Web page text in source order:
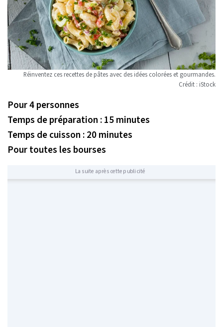
Réinventez ces recettes de pâtes avec des idées colorées et gourmandes.
Crédit : iStock
Pour 4 personnes
Temps de préparation : 15 minutes
Temps de cuisson : 20 minutes
Pour toutes les bourses
La suite après cette publicité